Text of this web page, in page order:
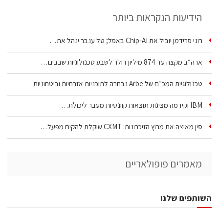
הידיעות הנקראות ביותר
רוני פרידמן יוביל את Chip‑AI באפל; טל ענבר ינהל את…
ארה״ב מקצה עד 874 מיליון דולר לשבע טכנולוגיות שבבים…
טכנולוגיית המכ״ם של Arbe נבחרה לתוכניות אזרחיות וביטחוניות
IBM וקידמה מציגות תוצאות קוונטיות מעבר ליכולת…
סין מאיצה את מרוץ הזיכרונות: CXMT שוקלת להקים מפעל…
מאמרים פופולאריים
השותפים שלנו